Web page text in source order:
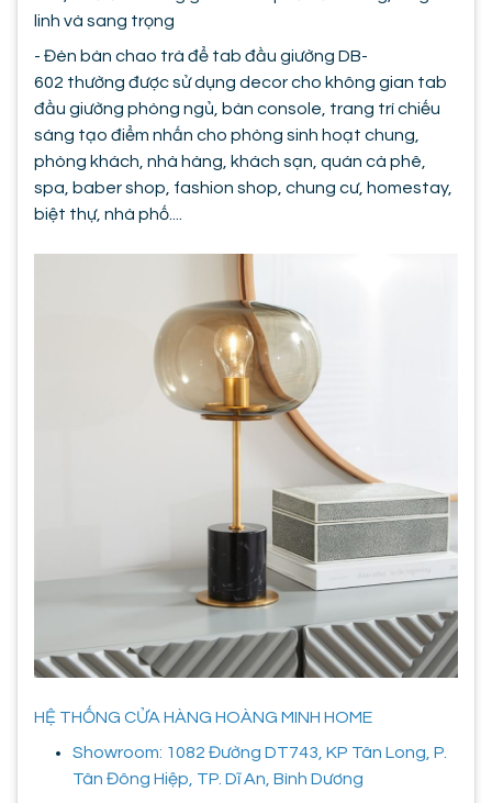
linh và sang trọng
- Đèn bàn chao trà để tab đầu giường DB-
602 thường được sử dụng decor cho không gian tab
đầu giường phòng ngủ, bàn console, trang trí chiếu
sáng tạo điểm nhấn cho phòng sinh hoạt chung,
phòng khách, nhà hàng, khách sạn, quán cà phê,
spa, baber shop, fashion shop, chung cư, homestay,
biệt thự, nhà phố....
HỆ THỐNG CỬA HÀNG HOÀNG MINH HOME
Showroom: 1082 Đường DT743, KP Tân Long, P.
Tân Đông Hiệp, TP. Dĩ An, Bình Dương